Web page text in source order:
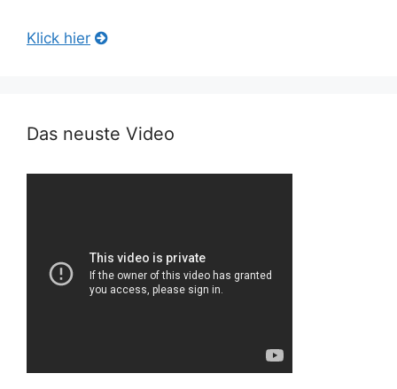
Klick hier
Das neuste Video